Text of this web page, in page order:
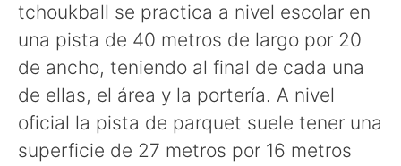
tchoukball se practica a nivel escolar en
una pista de 40 metros de largo por 20
de ancho, teniendo al final de cada una
de ellas, el área y la portería. A nivel
oficial la pista de parquet suele tener una
superficie de 27 metros por 16 metros